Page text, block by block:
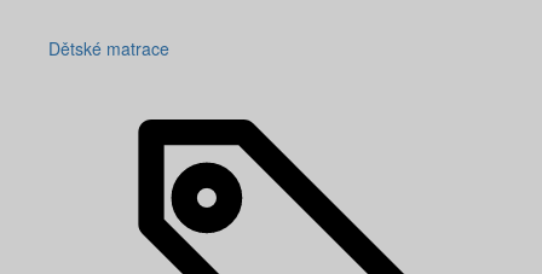
Dětské matrace